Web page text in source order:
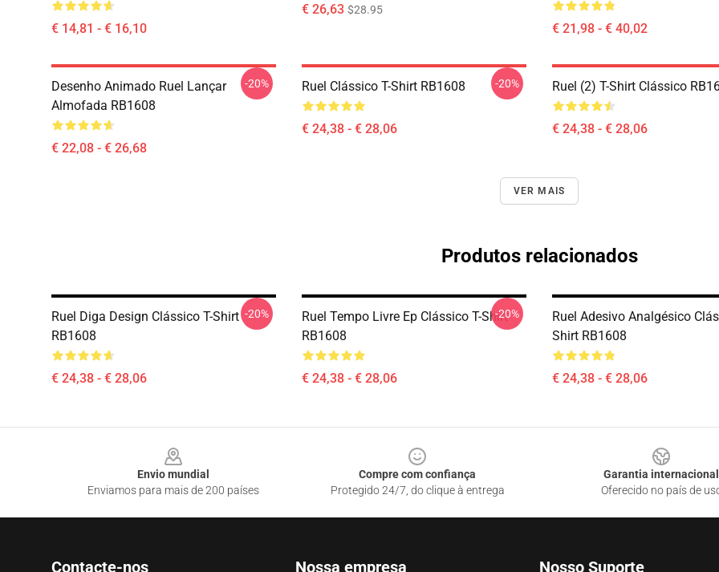
€ 14,81 - € 16,10
€ 26,63 $28.95
€ 21,98 - € 40,02
Desenho Animado Ruel Lançar
Almofada RB1608
€ 22,08 - € 26,68
-20% Ruel Clássico T-Shirt RB1608
€ 24,38 - € 28,06
-20% Ruel (2) T-Shirt Clássico
€ 24,38 - € 28,06
VER MAIS
Produtos relacionados
Ruel Diga Design Clássico T-Shirt
RB1608
€ 24,38 - € 28,06
-20%
Ruel Tempo Livre Ep Clássico T-Shirt
RB1608
€ 24,38 - € 28,06
-20%
Ruel Adesivo Analgésico
Shirt RB1608
€ 24,38 - € 28,06
Envio mundial
Enviamos para mais de 200 países
Compre com confiança
Protegido 24/7, do clique à entrega
Garantia internacional
Oferecido no país de
Contacte-nos Nossa empresa Nosso Suporte